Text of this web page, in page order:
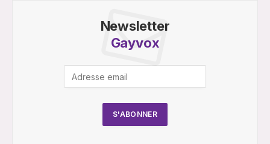
Newsletter
Gayvox